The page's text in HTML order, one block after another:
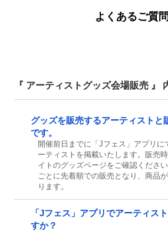
よくあるご質問
『 アーティストグッズ会場販売 』
グッズを販売するアーティストと
です。
開催前日までに「Jフェス」アプリに
ーティストを掲載いたします。販売
イトのグッズページをご確認くださ
ごとに先着順での販売となり、商品
ります。
「Jフェス」アプリでアーティス
すか？